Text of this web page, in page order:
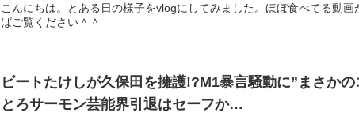
こんにちは。とある日の様子をvlogにしてみました。ほぼ食べてる動
ばご覧ください＾＾
ビートたけしが久保田を擁護!?M1暴言騒動に”まさかの
とろサーモン芸能界引退はセーフか…